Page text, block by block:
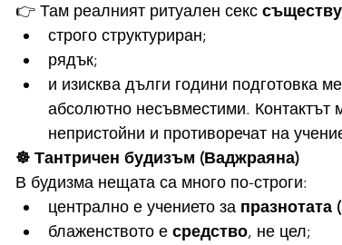
👉 Там реалният ритуален секс
строго структуриран;
рядък;
и изисква дълги години подготовка
абсолютно несъвместими.
непристойни и противоречат на
☸️ Тантричен будизъм (Ваджраяна)
В будизма нещата са много по-строги:
централно е учението за празнотата
блаженството е средство, не цел;